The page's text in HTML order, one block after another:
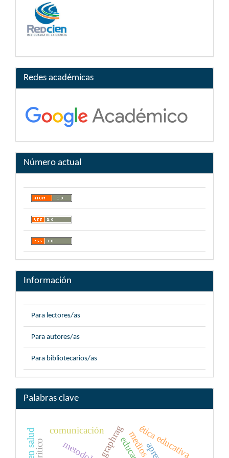
Redes académicas
Número actual
Información
Para lectores/as
Para autores/as
Para bibliotecarios/as
Palabras clave
graphrag ética educativa
comunicación